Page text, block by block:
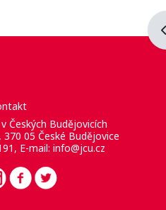
Českých Budějovicích
05 České Budějovice
E-mail: info@jcu.cz